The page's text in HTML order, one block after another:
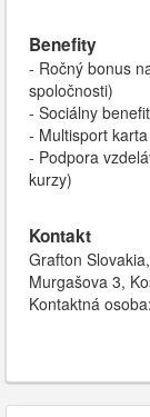
Benefity
- Ročný bonus
spoločnosti)
- Sociálny
- Multisport karta
- Podpora
kurzy)
Kontakt
Grafton
Murgašova 3,
Kontaktná